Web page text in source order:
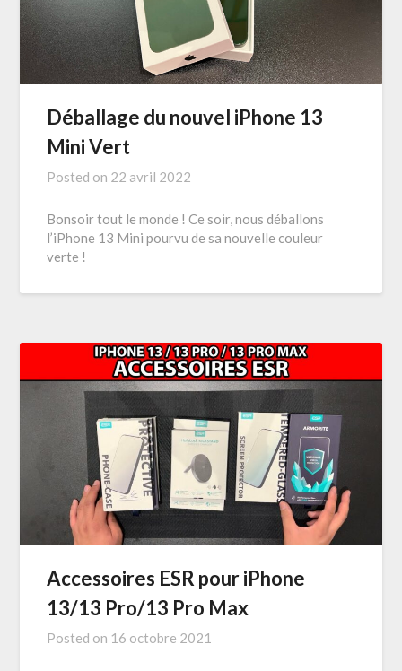
Déballage du nouvel iPhone 13
Mini Vert
Posted on 22 avril 2022
Bonsoir tout le monde ! Ce soir, nous déballons
l’iPhone 13 Mini pourvu de sa nouvelle couleur
verte !
Accessoires ESR pour iPhone
13/13 Pro/13 Pro Max
Posted on 16 octobre 2021